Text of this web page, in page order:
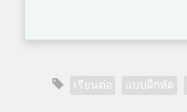
เรียนต่อ แบบฝึกหัด